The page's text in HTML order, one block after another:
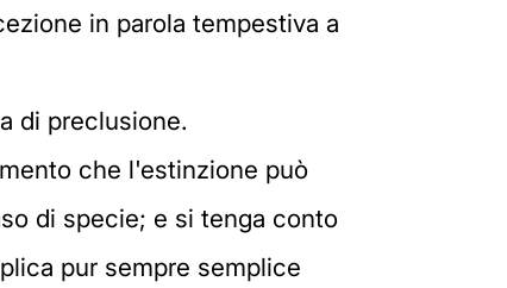
in parola tempestiva a
di preclusione.
che l'estinzione può
di specie; e si tenga conto
pur sempre semplice